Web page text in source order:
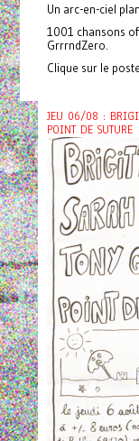
Un arc-en-ciel
1001 chansons
GrrrndZero.
Clique sur le
JEU 06/08 :
POINT DE SUTURE